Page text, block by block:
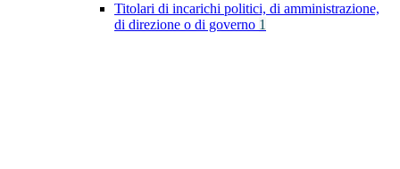
Titolari di incarichi politici, di amministrazione,
di direzione o di governo 1